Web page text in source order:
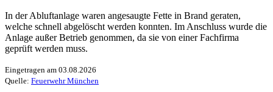
In der Abluftanlage waren angesaugte Fette in Brand geraten,
welche schnell abgelöscht werden konnten. Im Anschluss wurde die
Anlage außer Betrieb genommen, da sie von einer Fachfirma
geprüft werden muss.
Eingetragen am 03.08.2026
Quelle: Feuerwehr München